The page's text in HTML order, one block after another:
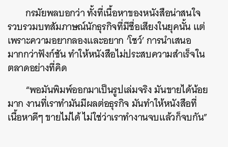
กรมัยพลบอกว่า ทั้งที่เนื้อหาของหนังสือน่าสนใจ
รวบรวมบทสัมภาษณ์นักธุรกิจที่มีชื่อเสียงในยุคนั้น แต่
เพราะความอยากลองและอยาก ‘โชว์’ การนำเสนอ
มากกว่าฟังก์ชัน ทำให้หนังสือไม่ประสบความสำเร็จใน
ตลาดอย่างที่คิด
“พอมันพิมพ์ออกมาเป็นรูปเล่มจริง มันขายได้น้อย
มาก งานที่เราทำมันมีผลต่อธุรกิจ มันทำให้หนังสือที่
เนื้อหาดีๆ ขายไม่ได้ ไม่ใช่ว่าเราทำงานจบแล้วก็จบกัน”